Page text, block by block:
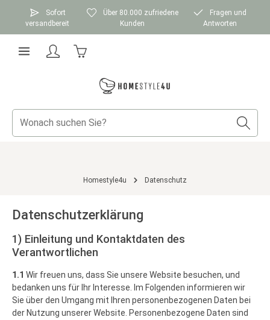
Zum Hauptinhalt springen
Sofort
versandbereit
Über 80.000 zufriedene
Kunden
Fragen und
Antworten
Homestyle4u Datenschutz
Datenschutzerklärung
1) Einleitung und Kontaktdaten des
Verantwortlichen
1.1 Wir freuen uns, dass Sie unsere Website besuchen, und
bedanken uns für Ihr Interesse. Im Folgenden informieren wir
Sie über den Umgang mit Ihren personenbezogenen Daten bei
der Nutzung unserer Website. Personenbezogene Daten sind